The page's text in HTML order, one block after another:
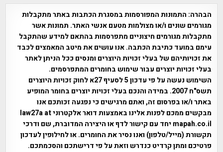
הבהרה: התמונות המפורסמות במסגרת הכתבות באתר מתקבלות
מגורמים שונים ו/או מצולמות מטעם אנשי האתר. תמונות אשר
מתקבלות מגורמים חיצוניים מתפרסמות בהתאם למידע שהתקבל
עימם במועד כתיבת הכתבה. אנו עושים את מיטב המאמצים לכבד
את זכויותיהם של בעלי זכויות היוצרים ומנסים ככל הניתן לאתר
בעלי זכויות יוצרים עבור שימוש בחומרים המתפרסמים.
השימוש נעשה על פי עדכון 5 לסעיף 27א לחוק זכויות היוצרים
תשס"ח 2007. במידה והנכם בעלי זכויות יוצרים בחומר המופיע
באתר ו/או בפרסום זה, ואתם מרגישים כי נפגעה זכותכם אנו
מבקשים ממכם לפנות אלינו באמצעות דואר אלקטרוני law27a at
mapah.co.il יחד עם קישור לדף או היצירה המדוברת, שם ודרכי
תקשורת (מייל/טלפון) ואנו נסיר את החומרים. או לחילופין לעדכון
פרטיכם ומתן קרדיט כנדרש וזאת על פי דרישתכם והסכמתכם.